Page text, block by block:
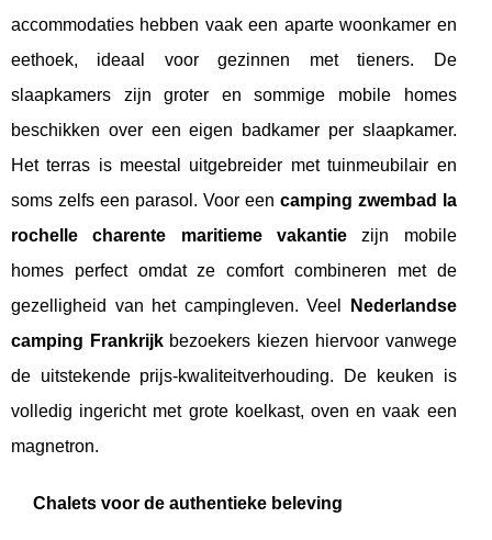
accommodaties hebben vaak een aparte woonkamer en
eethoek, ideaal voor gezinnen met tieners. De
slaapkamers zijn groter en sommige mobile homes
beschikken over een eigen badkamer per slaapkamer.
Het terras is meestal uitgebreider met tuinmeubilair en
soms zelfs een parasol. Voor een camping zwembad la
rochelle charente maritieme vakantiezijn mobile
homes perfect omdat ze comfort combineren met de
gezelligheid van het campingleven. Veel
Nederlandse
camping Frankrijkbezoekers kiezen hiervoor vanwege
de uitstekende prijs-kwaliteitverhouding. De keuken is
volledig ingericht met grote koelkast, oven en vaak een
magnetron.
Chalets voor de authentieke beleving